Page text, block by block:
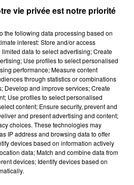
DE CHOOZ
que la centrale
est à l'arrêt. Une situation
intense qui est toujours
vie privée est notre priorité
the following data processing based on
interest: Store and/or access
data to select advertising; Create
Use profiles to select personalised
performance; Measure content
through statistics or combinations
Develop and improve services; Create
Use profiles to select personalised
content; Ensure security, prevent and
and present advertising and content;
choices. These technologies may
IP address and browsing data to offer
devices based on information actively
data; Match and combine data from
devices; Identify devices based on